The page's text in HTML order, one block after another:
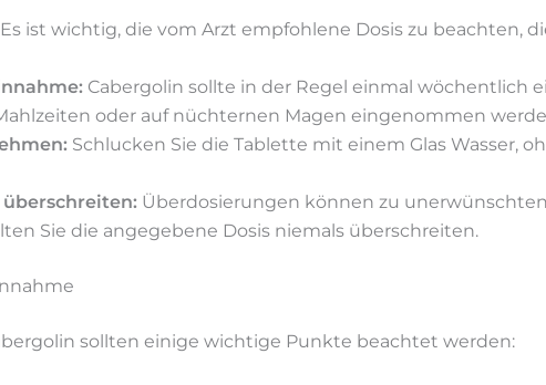
Es ist wichtig, die vom Arzt empfohlene Dosis zu beachten,
Cabergolin sollte in der Regel einmal wöchentlich
oder auf nüchternen Magen eingenommen
Schlucken Sie die Tablette mit einem Glas Wasser,
Überdosierungen können zu
Sie die angegebene Dosis niemals überschreiten.
sollten einige wichtige Punkte beachtet werden: